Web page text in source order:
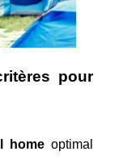
pour
homeoptimal